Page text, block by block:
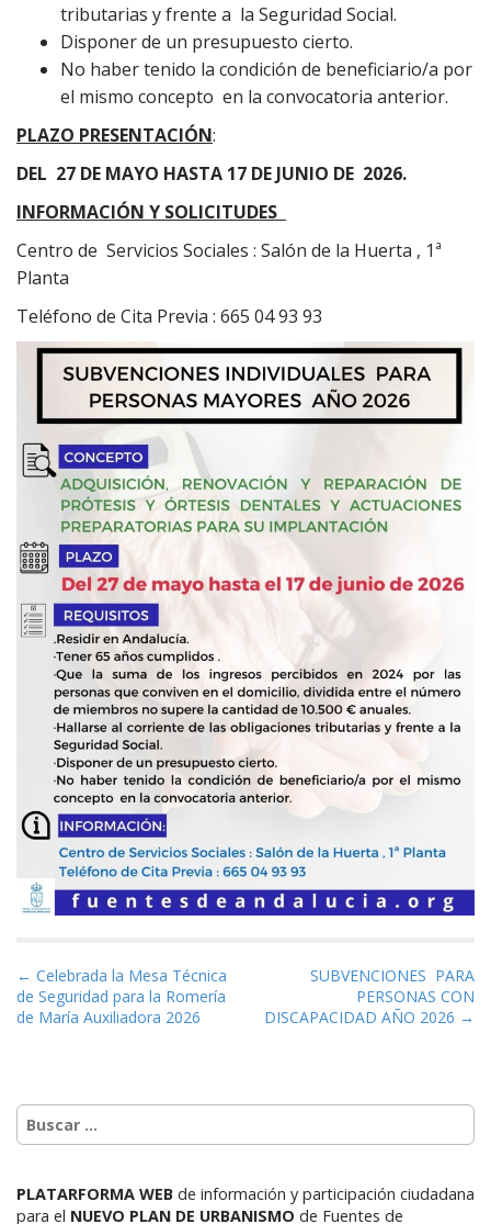
tributarias y frente a la Seguridad Social.
Disponer de un presupuesto cierto.
No haber tenido la condición de beneficiario/a por
el mismo concepto en la convocatoria anterior.
PLAZO PRESENTACIÓN:
DEL 27 DE MAYO HASTA 17 DE JUNIO DE 2026.
INFORMACIÓN Y SOLICITUDES
Centro de Servicios Sociales : Salón de la Huerta , 1ª
Planta
Teléfono de Cita Previa : 665 04 93 93
Navegación de entradas
← Celebrada la Mesa Técnica
de Seguridad para la Romería
de María Auxiliadora 2026
SUBVENCIONES PARA
PERSONAS CON
DISCAPACIDAD AÑO 2026 →
PLATARFORMA WEB de información y participación ciudadana
para el NUEVO PLAN DE URBANISMO de Fuentes de